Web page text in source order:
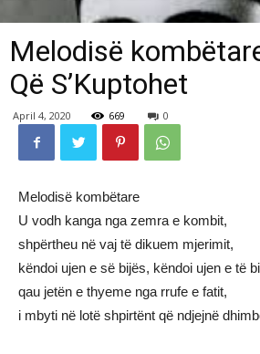
Melodisë
Që S’Kuptohet
April 4, 2020 669 0
Melodisë kombëtare
U vodh kanga nga zemra e kombit,
shpërtheu në vaj të dikuem mjerimit,
këndoi ujen e së bijës, këndoi ujen e të
qau jetën e thyeme nga rrufe e fatit,
i mbyti në lotë shpirtënt që ndjejnë